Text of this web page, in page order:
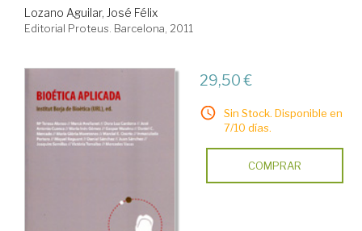
Lozano Aguilar, José Félix
Editorial Proteus. Barcelona, 2011
29,50 €
Sin Stock. Disponible en
7/10 días.
COMPRAR